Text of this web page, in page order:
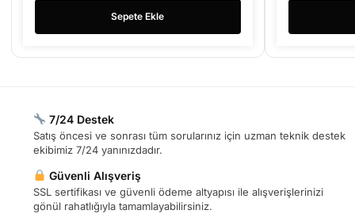
Sepete Ekle
7/24 Destek
Satış öncesi ve sonrası tüm sorularınız için uzman teknik destek
ekibimiz 7/24 yanınızdadır.
Güvenli Alışveriş
SSL sertifikası ve güvenli ödeme altyapısı ile alışverişlerinizi
gönül rahatlığıyla tamamlayabilirsiniz.